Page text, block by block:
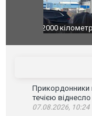
В Таїланді
Прикордонники
течією
07.08.2026, 10:24